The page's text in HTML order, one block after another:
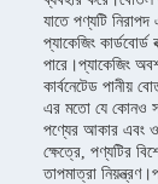
যাতে পণ্যটি
প্যাকেজিং
পারে।প্যাকেজিং
কার্বনেটেড
এর মতো যে কোনও
পণ্যের আকার এবং
ক্ষেত্রে, পণ্যটির
তাপমাত্রা